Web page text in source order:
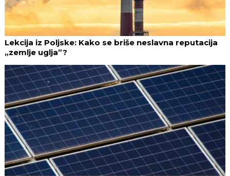
Lekcija iz Poljske: Kako se briše neslavna reputacija
„zemlje uglja”?